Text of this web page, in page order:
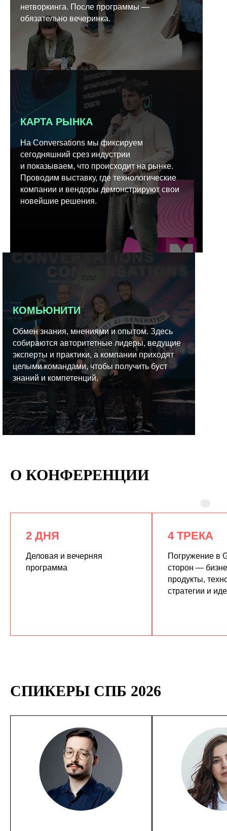
нетворкинга. После программы —
обязательно вечеринка.
КАРТА РЫНКА
На Conversations мы фиксируем
сегодняшний срез индустрии
и показываем, что происходит на рынке.
Проводим выставку, где технологические
компании и вендоры демонстрируют свои
новейшие решения.
КОМЬЮНИТИ
Обмен знания, мнениями и опытом. Здесь
собираются авторитетные лидеры, ведущие
эксперты и практики, а компании приходят
целыми командами, чтобы получить буст
знаний и компетенций.
О КОНФЕРЕНЦИИ
2 ДНЯ
Деловая и вечерняя
программа
4 ТРЕКА
Погружение в
сторон —
продукты,
стратегии и
СПИКЕРЫ СПБ 2026
КУПИТЬ ЗАПИСИ